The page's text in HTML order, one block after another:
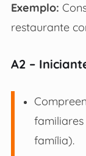
Exemplo:
restaurante
A2 –
familiares
família).